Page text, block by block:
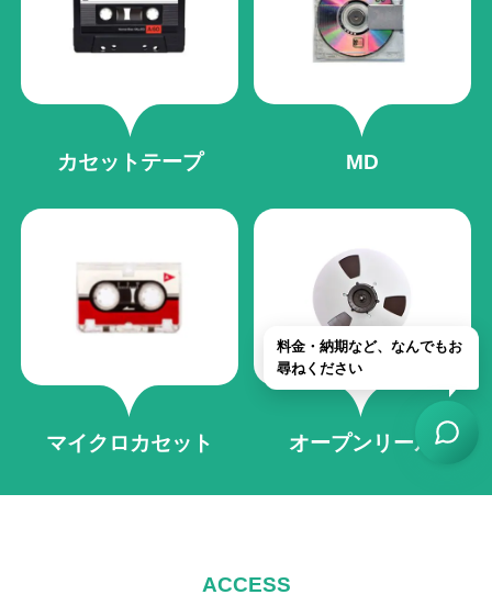
カセットテープ MD
マイクロカセット オープンリール
料金・納期など、なんでもお
尋ねください